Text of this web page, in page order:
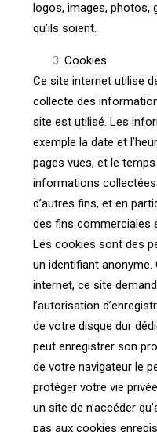
logos, images, photos,
qu’ils soient.
Cookies
Ce site internet utilise
collecte des
site est utilisé. Les
exemple la date et
pages vues, et le
informations
d’autres fins, et en
des fins commerciales
Les cookies sont des
un identifiant
internet, ce site
l’autorisation
de votre disque dur
peut enregistrer son
de votre navigateur le
protéger votre vie
un site de n’accéder
pas aux cookies